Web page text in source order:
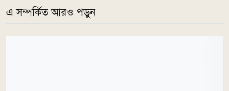
এ সম্পর্কিত আরও পড়ুন